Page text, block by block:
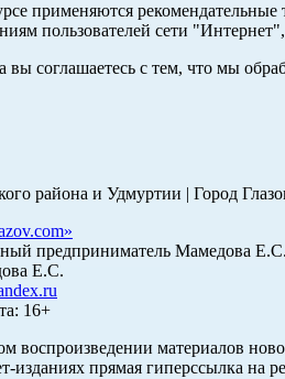
применяются рекомендательные
пользователей сети
вы соглашаетесь с тем, что мы
района и Удмуртии | Город
»
предприниматель Мамедова Е.С.
Е.С.
16+
воспроизведении материалов
изданиях прямая гиперссылка на